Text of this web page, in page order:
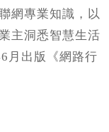
網專業知識，以
主洞悉智慧生活
月出版《網路行